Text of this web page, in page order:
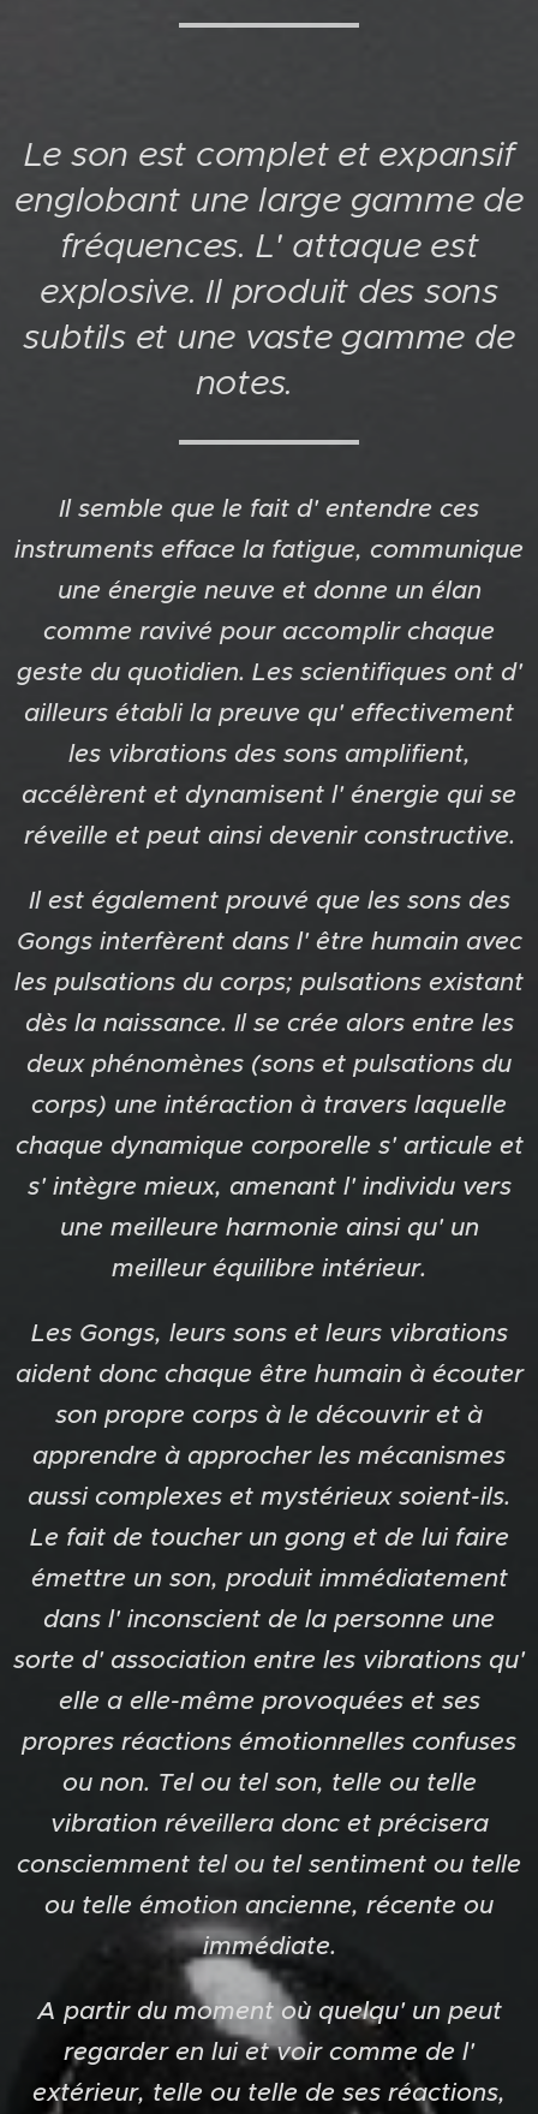
Le son est complet et expansif
englobant une large gamme de
fréquences. L' attaque est
explosive. Il produit des sons
subtils et une vaste gamme de
notes.
Il semble que le fait d' entendre ces
instruments efface la fatigue, communique
une énergie neuve et donne un élan
comme ravivé pour accomplir chaque
geste du quotidien. Les scientifiques ont d'
ailleurs établi la preuve qu' effectivement
les vibrations des sons amplifient,
accélèrent et dynamisent l' énergie qui se
réveille et peut ainsi devenir constructive.
Il est également prouvé que les sons des
Gongs interfèrent dans l' être humain avec
les pulsations du corps; pulsations existant
dès la naissance. Il se crée alors entre les
deux phénomènes (sons et pulsations du
corps) une intéraction à travers laquelle
chaque dynamique corporelle s' articule et
s' intègre mieux, amenant l' individu vers
une meilleure harmonie ainsi qu' un
meilleur équilibre intérieur.
Les Gongs, leurs sons et leurs vibrations
aident donc chaque être humain à écouter
son propre corps à le découvrir et à
apprendre à approcher les mécanismes
aussi complexes et mystérieux soient-ils.
Le fait de toucher un gong et de lui faire
émettre un son, produit immédiatement
dans l' inconscient de la personne une
sorte d' association entre les vibrations qu'
elle a elle-même provoquées et ses
propres réactions émotionnelles confuses
ou non. Tel ou tel son, telle ou telle
vibration réveillera donc et précisera
consciemment tel ou tel sentiment ou telle
ou telle émotion ancienne, récente ou
immédiate.
A partir du moment où quelqu' un peut
regarder en lui et voir comme de l'
extérieur, telle ou telle de ses réactions,